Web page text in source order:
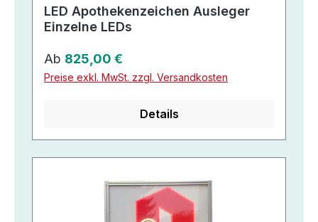
LED Apothekenzeichen Ausleger
Einzelne LEDs
Regulärer Preis:
Ab 825,00 €
Preise exkl. MwSt. zzgl. Versandkosten
Details